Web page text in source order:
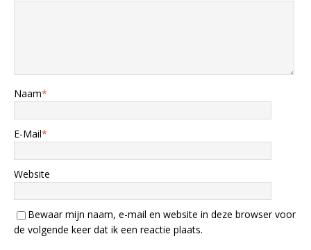
Naam*
E-Mail*
Website
Bewaar mijn naam, e-mail en website in deze browser voor
de volgende keer dat ik een reactie plaats.